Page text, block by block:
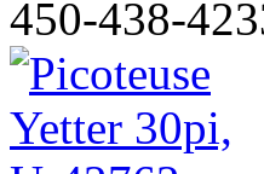
450-438-